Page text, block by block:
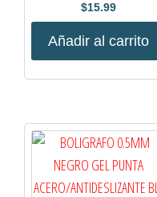
$15.99
Añadir al carrito